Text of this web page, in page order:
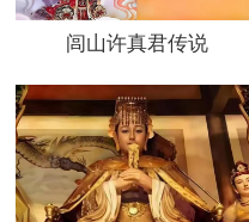
闾山许真君传说